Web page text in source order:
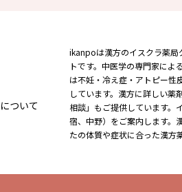
について
ikanpoは漢方のイスクラ薬局
トです。中医学の専門家によ
は不妊・冷え症・アトピー性
しています。漢方に詳しい薬
相談」もご提供しています。
宿、中野）をご案内します。
たの体質や症状に合った漢方